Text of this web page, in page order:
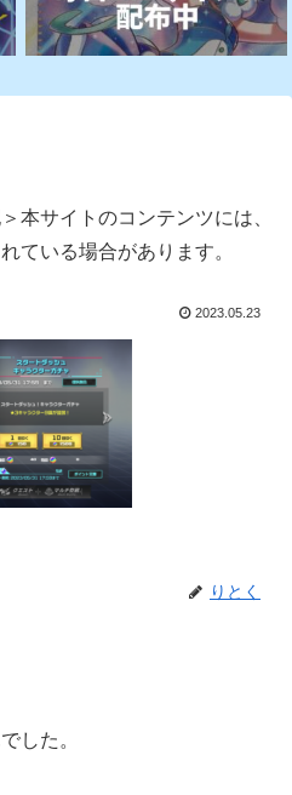
本サイトのコンテンツには、
ている場合があります。
2023.05.23
りとく
した。